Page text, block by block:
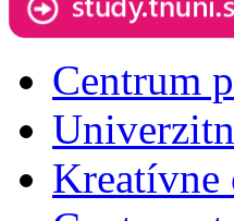
Centrum
Kreatívne